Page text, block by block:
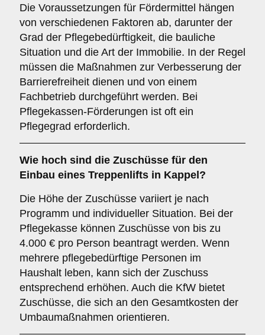
Die Voraussetzungen für Fördermittel hängen
von verschiedenen Faktoren ab, darunter der
Grad der Pflegebedürftigkeit, die bauliche
Situation und die Art der Immobilie. In der Regel
müssen die Maßnahmen zur Verbesserung der
Barrierefreiheit dienen und von einem
Fachbetrieb durchgeführt werden. Bei
Pflegekassen-Förderungen ist oft ein
Pflegegrad erforderlich.
Wie hoch sind die Zuschüsse für den
Einbau eines Treppenlifts in Kappel?
Die Höhe der Zuschüsse variiert je nach
Programm und individueller Situation. Bei der
Pflegekasse können Zuschüsse von bis zu
4.000 € pro Person beantragt werden. Wenn
mehrere pflegebedürftige Personen im
Haushalt leben, kann sich der Zuschuss
entsprechend erhöhen. Auch die KfW bietet
Zuschüsse, die sich an den Gesamtkosten der
Umbaumaßnahmen orientieren.